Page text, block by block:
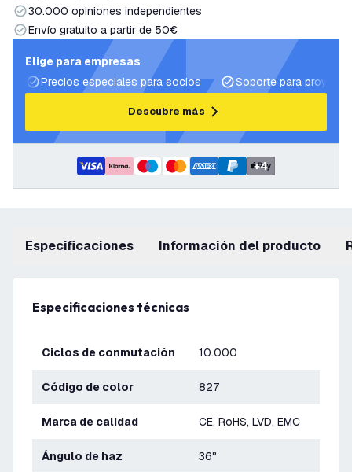
30.000 opiniones independientes
Envío gratuito a partir de 50€
Elige para empresas
Precios especiales para socios
Soporte para
Descubre más
+4
Especificaciones información del producto
Especificaciones técnicas
Ciclos de conmutación 10.000
Código de color 827
Marca de calidad CE, RoHS, LVD, EMC
Ángulo de haz 36°